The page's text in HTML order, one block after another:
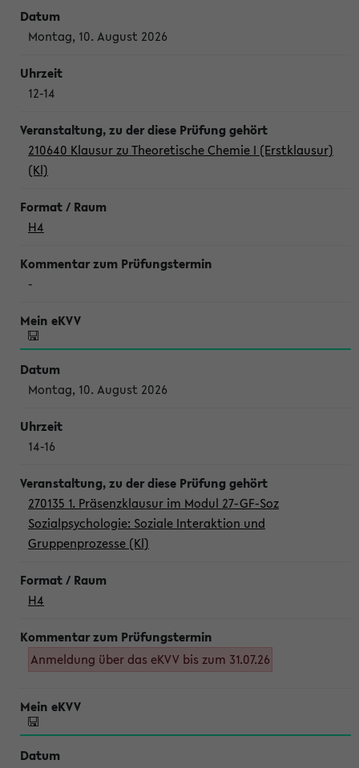
Montag, 10. August 2026
12-14
210640 Klausur zu Theoretische Chemie I (Erstklausur)
(Kl)
H4
-
Montag, 10. August 2026
14-16
270135 1. Präsenzklausur im Modul 27-GF-Soz
Sozialpsychologie: Soziale Interaktion und
Gruppenprozesse (Kl)
H4
Anmeldung über das eKVV bis zum 31.07.26